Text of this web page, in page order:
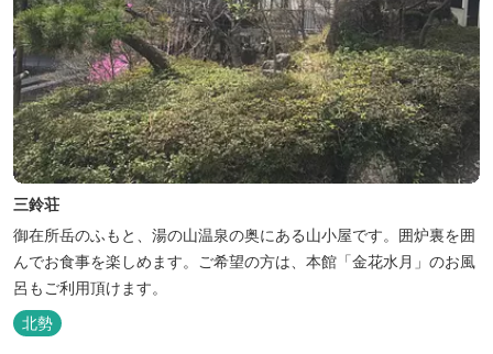
三鈴荘
御在所岳のふもと、湯の山温泉の奥にある山小屋です。囲炉裏を囲
んでお食事を楽しめます。ご希望の方は、本館「金花水月」のお風
呂もご利用頂けます。
北勢